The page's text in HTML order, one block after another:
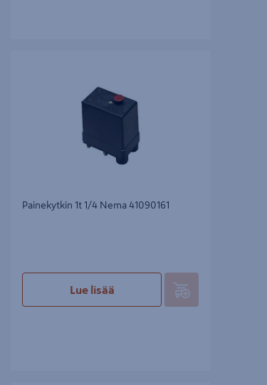
Painekytkin 1t 1/4 Nema 41090161
Lue lisää